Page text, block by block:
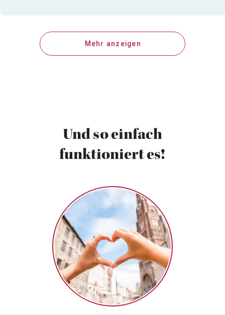
Mehr anzeigen
Und so einfach
funktioniert es!